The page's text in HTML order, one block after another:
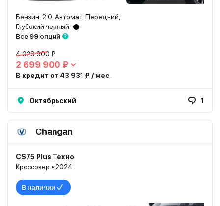
Бензин, 2.0, Автомат, Передний,
Глубокий черный
Все 99 опций
4 029 900 ₽
2 699 900 ₽
В кредит от 43 931 ₽ / мес.
Октябрьский 1
Changan
CS75 Plus Техно
Кроссовер • 2024
В наличии